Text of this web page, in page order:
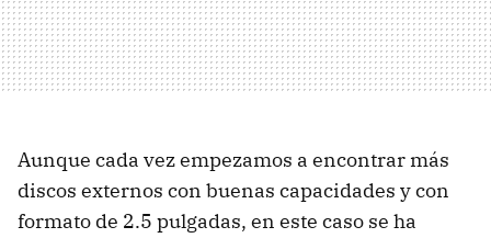
Aunque cada vez empezamos a encontrar más
discos externos con buenas capacidades y con
formato de 2.5 pulgadas, en este caso se ha